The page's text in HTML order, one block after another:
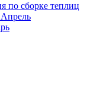
по сборке теплиц
Апрель